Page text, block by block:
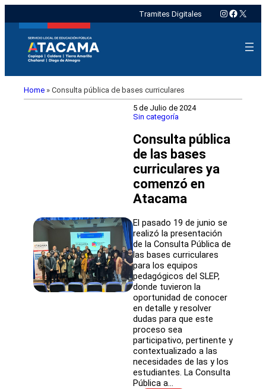
Tramites Digitales Instagram
X
Home » Consulta pública de bases curriculares
5 de Julio de 2024
Sin categoría
Consulta pública
de las bases
curriculares ya
comenzó en
Atacama
El pasado 19 de junio se
realizó la presentación
de la Consulta Pública de
las bases curriculares
para los equipos
pedagógicos del SLEP,
donde tuvieron la
oportunidad de conocer
en detalle y resolver
dudas para que este
proceso sea
participativo, pertinente y
contextualizado a las
necesidades de las y los
estudiantes. La Consulta
Pública a…